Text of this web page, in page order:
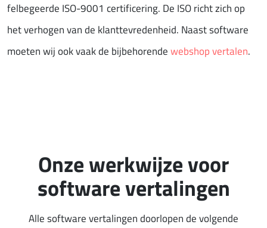
felbegeerde ISO-9001 certificering. De ISO richt zich op
het verhogen van de klanttevredenheid. Naast software
moeten wij ook vaak de bijbehorendewebshop vertalen.
Onze werkwijze voor
software vertalingen
Alle software vertalingen doorlopen de volgende